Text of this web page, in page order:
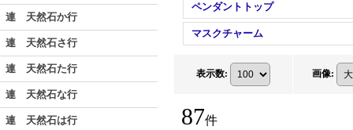
連 天然石か行
連 天然石さ行
連 天然石た行
連 天然石な行
連 天然石は行
ペンダントトップ
マスクチャーム
表示数: 画像:
87件